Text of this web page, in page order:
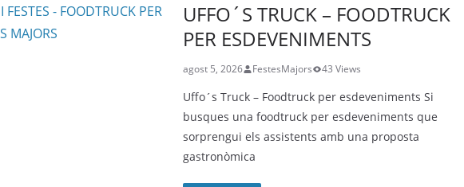
UFFO´S TRUCK – FOODTRUCK
PER ESDEVENIMENTS
agost 5, 2026 FestesMajors 43 Views
Uffo´s Truck – Foodtruck per esdeveniments Si
busques una foodtruck per esdeveniments que
sorprengui els assistents amb una proposta
gastronòmica